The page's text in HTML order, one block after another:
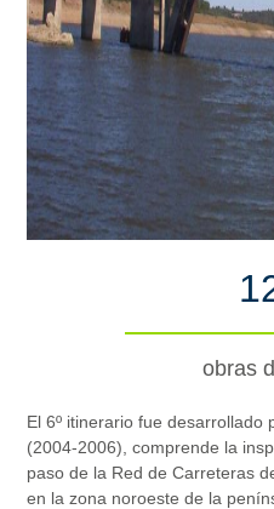
obras
El 6º itinerario fue desarrollado
(2004-2006), comprende la
paso de la Red de Carreteras
en la zona noroeste de la